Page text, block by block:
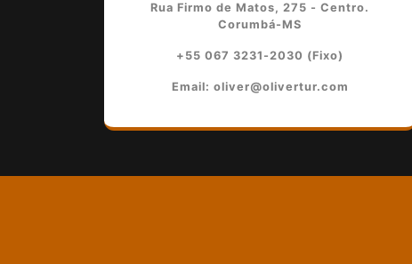
Rua Firmo de Matos, 275 - Centro.
Corumbá-MS
+55 067 3231-2030 (Fixo)
Email: oliver@olivertur.com